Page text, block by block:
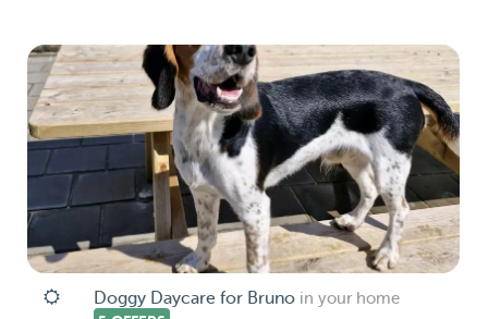
Doggy Daycare for Bruno in your home